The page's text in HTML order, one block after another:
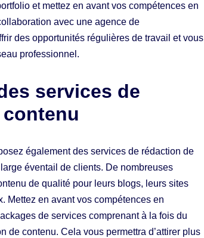
et mettez en avant vos compétences en
avec une agence de
des opportunités régulières de travail et vous
professionnel.
services de
également des services de rédaction de
éventail de clients. De nombreuses
de qualité pour leurs blogs, leurs sites
Mettez en avant vos compétences en
de services comprenant à la fois du
de contenu. Cela vous permettra d’attirer plus